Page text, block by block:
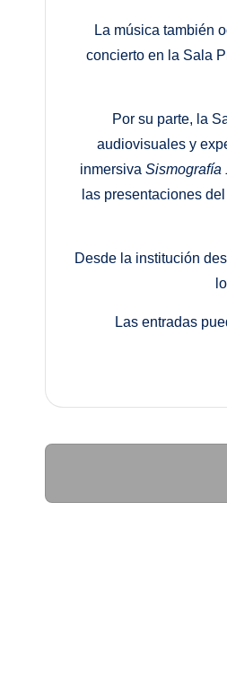
La música también
concierto en la Sala
Por su parte, la
audiovisuales y
inmersivaSismografía
las presentaciones
Desde la institución
Las entradas